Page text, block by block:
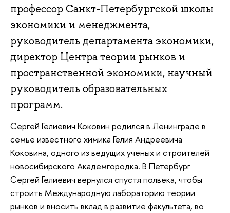
профессор Санкт-Петербургской школы
экономики и менеджмента,
руководитель департамента экономики,
директор Центра теории рынков и
пространственной экономики, научный
руководитель образовательных
программ.
Сергей Гелиевич Коковин родился в Ленинграде в
семье известного химика Гелия Андреевича
Коковина, одного из ведущих ученых и строителей
новосибирского Академгородка. В Петербург
Сергей Гелиевич вернулся спустя полвека, чтобы
строить Международную лабораторию теории
рынков и вносить вклад в развитие факультета, во